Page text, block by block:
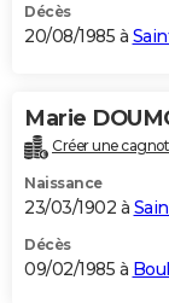
Décès
20/08/1985 à
Marie
Créer une
Naissance
23/03/1902 à
Décès
09/02/1985 à